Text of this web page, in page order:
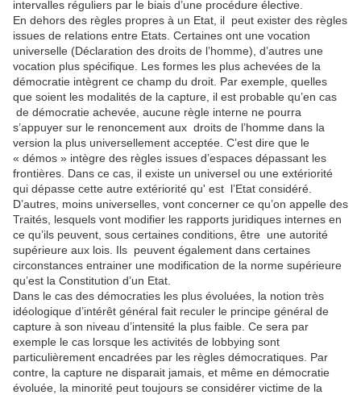
intervalles réguliers par le biais d’une procédure élective.
En dehors des règles propres à un Etat, il peut exister des règles
issues de relations entre Etats. Certaines ont une vocation
universelle (Déclaration des droits de l’homme), d’autres une
vocation plus spécifique. Les formes les plus achevées de la
démocratie intègrent ce champ du droit. Par exemple, quelles
que soient les modalités de la capture, il est probable qu’en cas
de démocratie achevée, aucune règle interne ne pourra
s’appuyer sur le renoncement aux droits de l’homme dans la
version la plus universellement acceptée. C’est dire que le
« démos » intègre des règles issues d’espaces dépassant les
frontières. Dans ce cas, il existe un universel ou une extériorité
qui dépasse cette autre extériorité qu' est l’Etat considéré.
D’autres, moins universelles, vont concerner ce qu’on appelle des
Traités, lesquels vont modifier les rapports juridiques internes en
ce qu’ils peuvent, sous certaines conditions, être une autorité
supérieure aux lois. Ils peuvent également dans certaines
circonstances entrainer une modification de la norme supérieure
qu’est la Constitution d’un Etat.
Dans le cas des démocraties les plus évoluées, la notion très
idéologique d’intérêt général fait reculer le principe général de
capture à son niveau d’intensité la plus faible. Ce sera par
exemple le cas lorsque les activités de lobbying sont
particulièrement encadrées par les règles démocratiques. Par
contre, la capture ne disparait jamais, et même en démocratie
évoluée, la minorité peut toujours se considérer victime de la